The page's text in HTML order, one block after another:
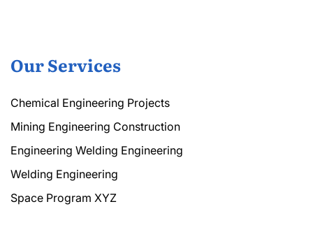
Our Services
Chemical Engineering Projects
Mining Engineering Construction
Engineering Welding Engineering
Welding Engineering
Space Program XYZ